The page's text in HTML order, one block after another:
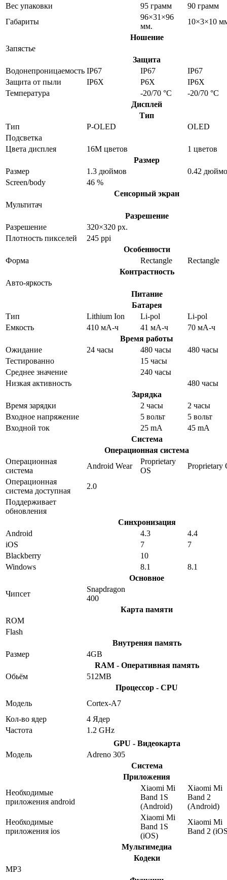
Вес упаковки
95 грамм
90 грамм
Габариты
96×31×96
мм.
10×3×10
Ношение
Запястье
Защита
Водонепроницаемость IP67 IP67
IP67
Защита от пыли
IP6X P6X
IP6X
Температура
-20/70 °C
-20/70 °C
Дисплей
Тип
Тип
P-OLED
OLED
Подсветка
Цвета дисплея
16M цветов
1 цветов
Размер
Размер
1.3 дюймов
0.42
Screen/body
46 %
Сенсорный экран
Мультитач
Разрешение
Разрешение
320×320 px.
Плотность пикселей
245 ppi
Особенности
Форма
Rectangle
Rectangle
Контрастность
Авто-яркость
Питание
Батарея
Тип
Lithium Ion Li-pol
Li-pol
Емкость
410 мА-ч 41 мА-ч
70 мА-ч
Время работы
Ожидание
24 часы 480 часы
480 часы
Тестированно
15 часы
Среднее значение
240 часы
Низкая активность
480 часы
Зарядка
Время зарядки
2 часы
2 часы
Входное напряжение
5 вольт
5 вольт
Входной ток
25 mA
45 mA
Система
Операционная система
Операционная
система
Android Wear
Proprietary
OS
Proprietary
Операционная
система доступная
2.0
Поддерживает
обновления
Синхронизация
Android
4.3
4.4
iOS
7
7
Blackberry
10
Windows
8.1
8.1
Основное
Чипсет
Snapdragon
400
Карта памяти
ROM
Flash
Внутреняя память
Размер
4GB
RAM - Оперативная память
Обьём
512MB
Процессор - CPU
Модель
Cortex-A7
Кол-во ядер
4 Ядер
Частота
1.2 GHz
GPU - Видеокарта
Модель
Adreno 305
Система
Приложения
Необходимые
приложения android
Xiaomi Mi
Band 1S
(Android)
Xiaomi Mi
Band 2
(Android)
Необходимые
приложения ios
Xiaomi Mi
Band 1S
(iOS)
Xiaomi Mi
Band 2
Мультимедиа
Кодеки
MP3